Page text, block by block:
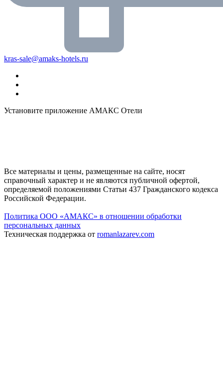
kras-sale@amaks-hotels.ru
Установите приложение АМАКС Отели
Все материалы и цены, размещенные на сайте, носят
справочный характер и не являются публичной офертой,
определяемой положениями Статьи 437 Гражданского кодекса
Российской Федерации.
Политика ООО «АМАКС» в отношении обработки
персональных данных
Техническая поддержка от romanlazarev.com